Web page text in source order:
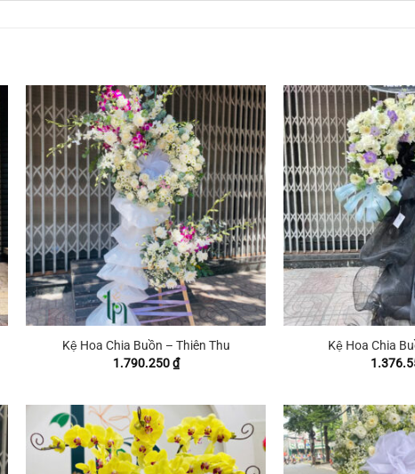
+
Kệ Hoa Chia Buồn – Thiên Thu
1.790.250₫
+
Kệ Hoa Chia